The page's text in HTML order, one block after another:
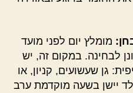
מומלץ יום לפני מועד
לבחינה. במקום זה, יש
גן שעשועים, קניון, או
יישן בשעה מוקדמת ערב